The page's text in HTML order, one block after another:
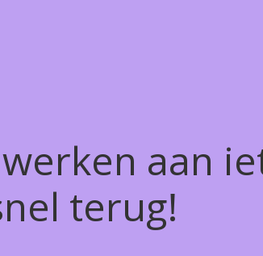
aan
terug!